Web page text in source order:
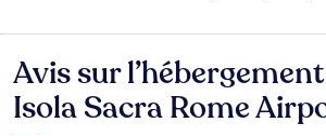
Avis
Avis sur
Isola Sacra Rome